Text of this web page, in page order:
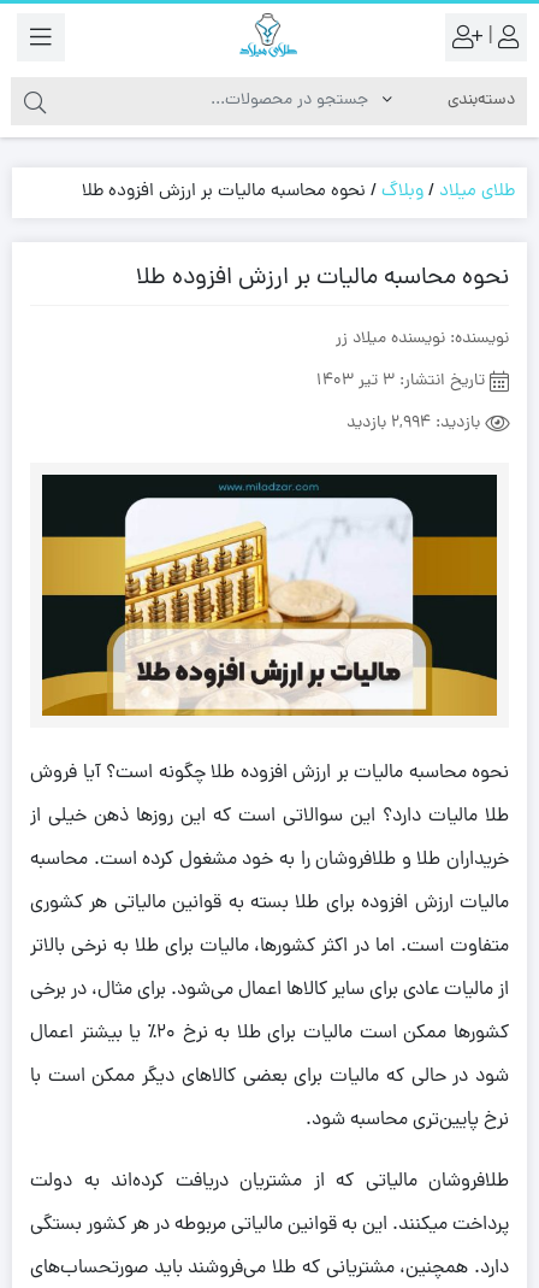
|
طلای میلاد /وبلاگ/ نحوه محاسبه مالیات بر ارزش افزوده طلا
نحوه محاسبه مالیات بر ارزش افزوده طلا
نویسنده: نویسنده میلاد زر
تاریخ انتشار: 3 تیر 1403
بازدید: 2,994 بازدید
نحوه محاسبه مالیات بر ارزش افزوده طلا چگونه است؟ آیا فروش
طلا مالیات دارد؟ این سوالاتی است که این روزها ذهن خیلی از
خریداران طلا و طلافروشان را به خود مشغول کرده است. محاسبه
مالیات ارزش افزوده برای طلا بسته به قوانین مالیاتی هر کشوری
متفاوت است. اما در اکثر کشورها، مالیات برای طلا به نرخی بالاتر
از مالیات عادی برای سایر کالاها اعمال می‌شود. برای مثال، در برخی
کشورها ممکن است مالیات برای طلا به نرخ ۲۰٪ یا بیشتر اعمال
شود در حالی که مالیات برای بعضی کالاهای دیگر ممکن است با
نرخ پایین‌تری محاسبه شود.
طلافروشان مالیاتی که از مشتریان دریافت کرده‌اند به دولت
پرداخت میکنند. این به قوانین مالیاتی مربوطه در هر کشور بستگی
دارد. همچنین، مشتریانی که طلا می‌فروشند باید صورتحساب‌های